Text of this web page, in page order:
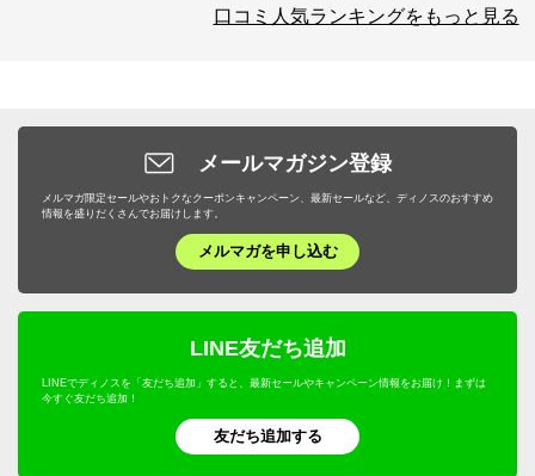
口コミ人気ランキングをもっと見る
メールマガジン登録
メルマガ限定セールやおトクなクーポンキャンペーン、最新セールなど、ディノスのおすすめ
情報を盛りだくさんでお届けします。
メルマガを申し込む
LINE友だち追加
LINEでディノスを「友だち追加」すると、最新セールやキャンペーン情報をお届け！まずは
今すぐ友だち追加！
友だち追加する